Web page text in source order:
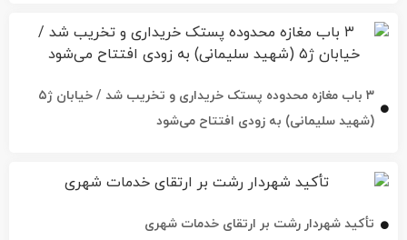
۳ باب مغازه محدوده پستک خریداری و تخریب شد / خیابان ژ۵
(شهید سلیمانی) به زودی افتتاح می‌شود
تأکید شهردار رشت بر ارتقای خدمات شهری